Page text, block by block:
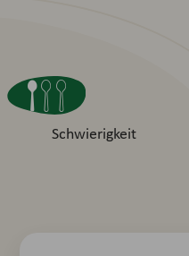
Schwierigkeit